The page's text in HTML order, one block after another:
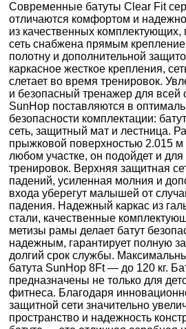
Современные батуты Clear Fit
отличаются комфортом и
из качественных комплектующих,
сеть снабжена прямым
полотну и дополнительной
каркасное жесткое крепления,
слетает во время тренировок.
и безопасный тренажер для всей
SunHop поставляются в
безопасности комплектации:
сеть, защитный мат и лестница.
прыжковой поверхностью 2.015 м
любом участке, он подойдет и для
тренировок. Верхняя защитная
падений, усиленная молния и
входа уберегут малышей от
падения. Надежный каркас из
стали, качественные
метизы рамы делает батут
надежным, гарантирует полную
долгий срок службы.
батута SunHop 8Ft — до 120 кг.
предназначены не только для
фитнеса. Благодаря
защитной сети значительно
пространство и надежность